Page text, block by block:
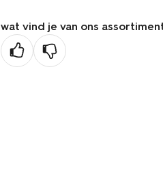
wat vind je van ons